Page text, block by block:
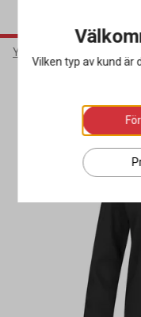
Yrkeskläder & Skydd
Vilken typ av kund är